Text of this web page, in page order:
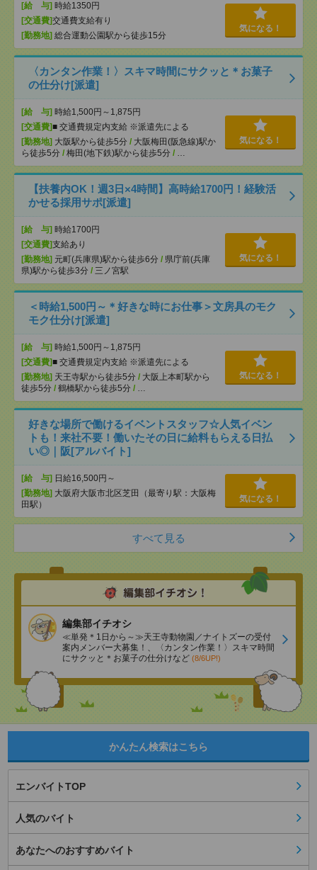
[給 与] 時給1350円
[交通費]交通費支給有り
[勤務地] 総合運動公園駅から徒歩15分
気になる！
〈カンタン作業！〉スキマ時間にサクッと＊お菓子
の仕分け[派遣]
[給 与] 時給1,500円～1,875円
[交通費]■ 交通費規定内支給 ※派遣先による
[勤務地] 大阪駅から徒歩5分 / 大阪梅田(阪急線)駅か
ら徒歩5分 / 梅田(地下鉄)駅から徒歩5分 / …
気になる！
【扶養内OK！週3日×4時間】高時給1700円！経験活
かせる採用サポ[派遣]
[給 与] 時給1700円
[交通費]支給あり
[勤務地] 元町(兵庫県)駅から徒歩6分 / 県庁前(兵庫
県)駅から徒歩3分 / 三ノ宮駅
気になる！
＜時給1,500円～＊好きな時にお仕事＞文房具のモク
モク仕分け[派遣]
[給 与] 時給1,500円～1,875円
[交通費]■ 交通費規定内支給 ※派遣先による
[勤務地] 天王寺駅から徒歩5分 / 大阪上本町駅から
徒歩5分 / 鶴橋駅から徒歩5分 / …
気になる！
好きな場所で働けるイベントスタッフ☆人気イベン
トも！来社不要！働いたその日に給料もらえる日払
い◎｜阪[アルバイト]
[給 与] 日給16,500円～
[勤務地] 大阪府大阪市北区芝田（最寄り駅：大阪梅
田駅）
気になる！
すべて見る
編集部イチオシ
≪単発＊1日から～≫天王寺動物園／ナイトズーの受付
案内メンバー大募集！、〈カンタン作業！〉スキマ時間
にサクッと＊お菓子の仕分けなど (8/6UP!)
かんたん検索はこちら
エンバイトTOP
人気のバイト
あなたへのおすすめバイト